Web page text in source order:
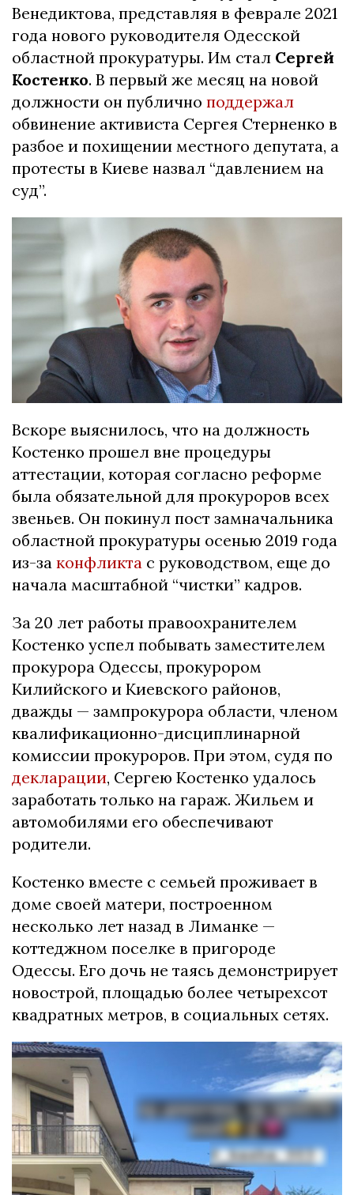
Венедиктова, представляя в феврале 2021
года нового руководителя Одесской
областной прокуратуры. Им стал Сергей
Костенко. В первый же месяц на новой
должности он публично поддержал
обвинение активиста Сергея Стерненко в
разбое и похищении местного депутата, а
протесты в Киеве назвал “давлением на
суд”.
Вскоре выяснилось, что на должность
Костенко прошел вне процедуры
аттестации, которая согласно реформе
была обязательной для прокуроров всех
звеньев. Он покинул пост замначальника
областной прокуратуры осенью 2019 года
из-за конфликта с руководством, еще до
начала масштабной “чистки” кадров.
За 20 лет работы правоохранителем
Костенко успел побывать заместителем
прокурора Одессы, прокурором
Килийского и Киевского районов,
дважды — зампрокурора области, членом
квалификационно-дисциплинарной
комиссии прокуроров. При этом, судя по
декларации, Сергею Костенко удалось
заработать только на гараж. Жильем и
автомобилями его обеспечивают
родители.
Костенко вместе с семьей проживает в
доме своей матери, построенном
несколько лет назад в Лиманке —
коттеджном поселке в пригороде
Одессы. Его дочь не таясь демонстрирует
новострой, площадью более четырехсот
квадратных метров, в социальных сетях.